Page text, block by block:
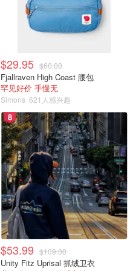
$29.95 $60.00
Fjallraven High Coast 腰包
罕见好价 手慢无
Simons 621人感兴趣
8
$53.99 $109.00
Unity Fitz Uprisal 抓绒卫衣